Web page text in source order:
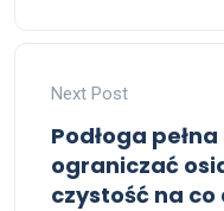
Next Post
Podłoga
ograniczać
czystość na co